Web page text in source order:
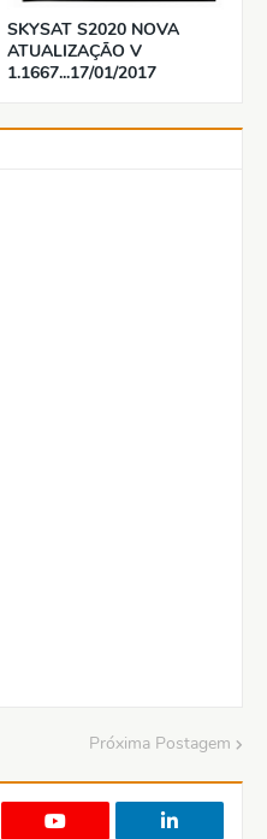
SKYSAT S2020 NOVA
ATUALIZAÇÃO V
1.1667...17/01/2017
Próxima Postagem